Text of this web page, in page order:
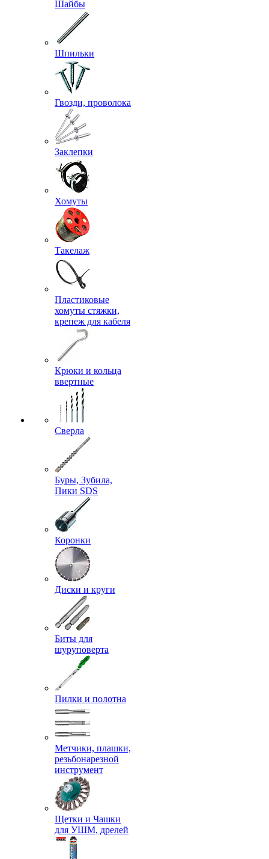
Шайбы
Шпильки
Гвозди, проволока
Заклепки
Хомуты
Такелаж
Пластиковые
хомуты стяжки,
крепеж для кабеля
Крюки и кольца
ввертные
Сверла
Буры, Зубила,
Пики SDS
Коронки
Диски и круги
Биты для
шуруповерта
Пилки и полотна
Метчики, плашки,
резьбонарезной
инструмент
Щетки и Чашки
для УШМ, дрелей